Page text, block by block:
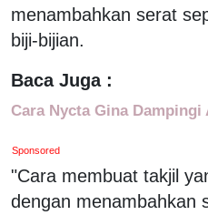
menambahkan serat
biji-bijian.
Baca Juga :
Cara Nycta Gina Dampingi
Sponsored
"Cara membuat takjil
dengan menambahkan